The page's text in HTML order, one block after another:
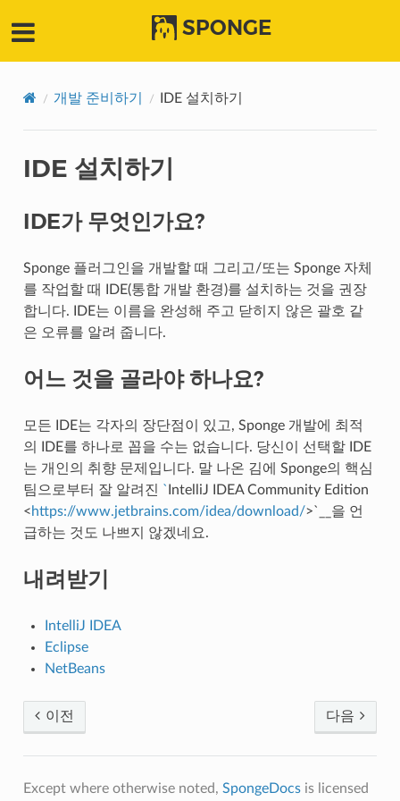
SPONGE
개발 준비하기 IDE 설치하기
IDE 설치하기
IDE가 무엇인가요?
Sponge 플러그인을 개발할 때 그리고/또는 Sponge 자체
를 작업할 때 IDE(통합 개발 환경)를 설치하는 것을 권장
합니다. IDE는 이름을 완성해 주고 닫히지 않은 괄호 같
은 오류를 알려 줍니다.
어느 것을 골라야 하나요?
모든 IDE는 각자의 장단점이 있고, Sponge 개발에 최적
의 IDE를 하나로 꼽을 수는 없습니다. 당신이 선택할 IDE
는 개인의 취향 문제입니다. 말 나온 김에 Sponge의 핵심
팀으로부터 잘 알려진 ` IntelliJ IDEA Community Edition
<https://www.jetbrains.com/idea/download/>`__을 언
급하는 것도 나쁘지 않겠네요.
내려받기
IntelliJ IDEA
Eclipse
NetBeans
다음
이전
Except where otherwise noted, SpongeDocsis licensed